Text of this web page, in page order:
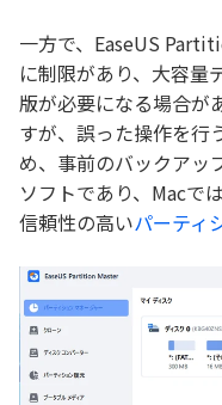
一方で、EaseUS
に制限があり、大容量
版が必要になる場合が
すが、誤った操作を行
め、事前のバックアッ
ソフトであり、Macで
信頼性の高いパーティ